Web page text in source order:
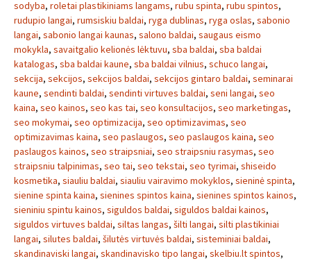
sodyba, roletai plastikiniams langams, rubu spinta, rubu spintos,
rudupio langai, rumsiskiu baldai, ryga dublinas, ryga oslas, sabonio
langai, sabonio langai kaunas, salono baldai, saugaus eismo
mokykla, savaitgalio kelionės lėktuvu, sba baldai, sba baldai
katalogas, sba baldai kaune, sba baldai vilnius, schuco langai,
sekcija, sekcijos, sekcijos baldai, sekcijos gintaro baldai, seminarai
kaune, sendinti baldai, sendinti virtuves baldai, seni langai, seo
kaina, seo kainos, seo kas tai, seo konsultacijos, seo marketingas,
seo mokymai, seo optimizacija, seo optimizavimas, seo
optimizavimas kaina, seo paslaugos, seo paslaugos kaina, seo
paslaugos kainos, seo straipsniai, seo straipsniu rasymas, seo
straipsniu talpinimas, seo tai, seo tekstai, seo tyrimai, shiseido
kosmetika, siauliu baldai, siauliu vairavimo mokyklos, sieninė spinta,
sienine spinta kaina, sienines spintos kaina, sienines spintos kainos,
sieniniu spintu kainos, siguldos baldai, siguldos baldai kainos,
siguldos virtuves baldai, siltas langas, šilti langai, silti plastikiniai
langai, silutes baldai, šilutės virtuvės baldai, sisteminiai baldai,
skandinaviski langai, skandinavisko tipo langai, skelbiu.lt spintos,